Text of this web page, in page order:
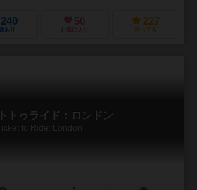
240
あり
50
お気に入り
227
持ってる
トゥライド：ロンドン
to Ride: London